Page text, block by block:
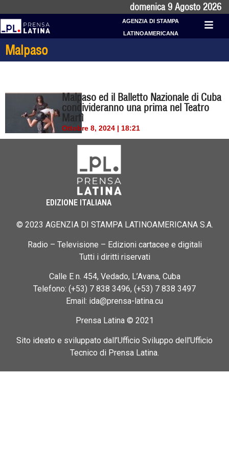
domenica 9 Agosto 2026
AGENZIA DI STAMPA
LATINOAMERICANA
Malpaso
Malpaso ed il Balletto Nazionale di Cuba
condivideranno una prima nel Teatro
Martì
Ottobre 8, 2024 | 18:21
EDIZIONE ITALIANA
© 2023 AGENZIA DI STAMPA LATINOAMERICANA S.A.
Radio – Televisione – Edizioni cartacee e digitali
Tutti i diritti riservati
Calle E n. 454, Vedado, L’Avana, Cuba
Telefono: (+53) 7 838 3496, (+53) 7 838 3497
Email: ida@prensa-latina.cu
Prensa Latina © 2021
Sito ideato e sviluppato dall’Ufficio Sviluppo dell’Ufficio
Tecnico di Prensa Latina.